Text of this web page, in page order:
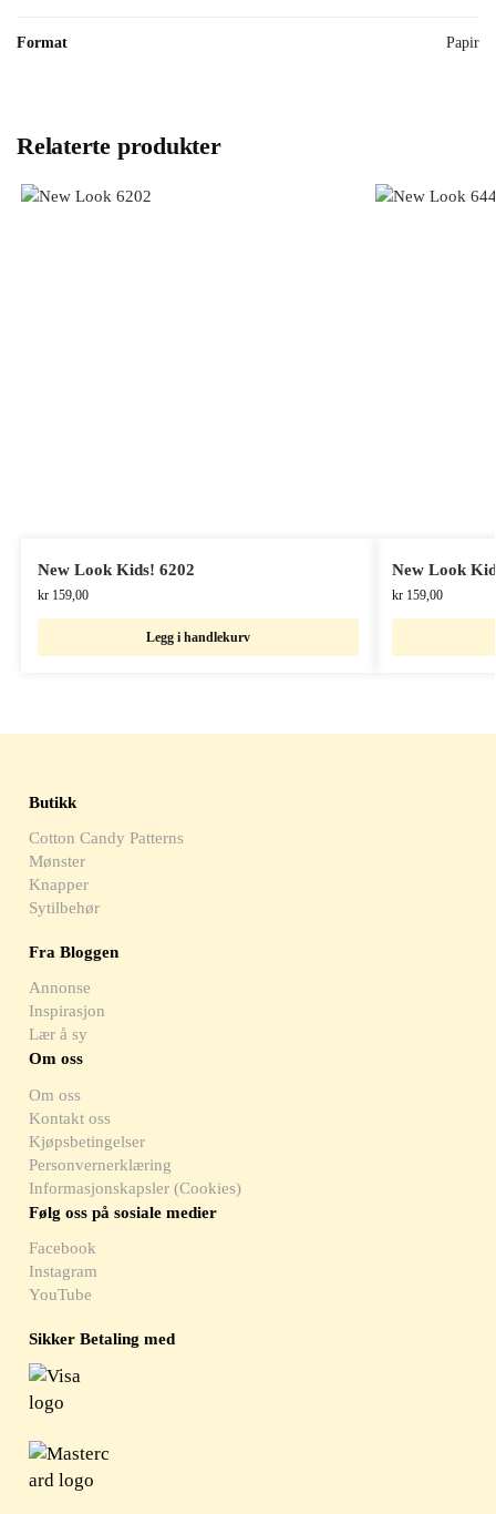
Format Papir
Relaterte produkter
New Look Kids! 6202
kr159,00
Legg i handlekurv
New Look
kr159,00
Butikk
Cotton Candy Patterns
Mønster
Knapper
Sytilbehør
Fra Bloggen
Annonse
Inspirasjon
Lær å sy
Om oss
Om oss
Kontakt oss
Kjøpsbetingelser
Personvernerklæring
Informasjonskapsler (Cookies)
Følg oss på sosiale medier
Facebook
Instagram
YouTube
Sikker Betaling med